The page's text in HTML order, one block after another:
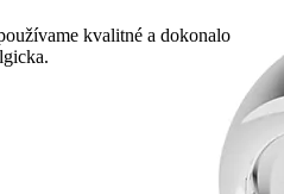
kvalitné a dokonalo